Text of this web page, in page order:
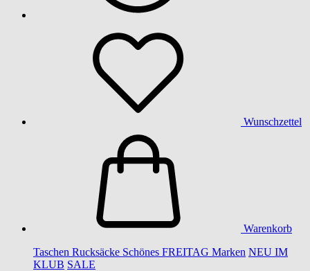
Wunschzettel
Warenkorb
Taschen Rucksäcke Schönes FREITAG Marken NEU IM
KLUB SALE